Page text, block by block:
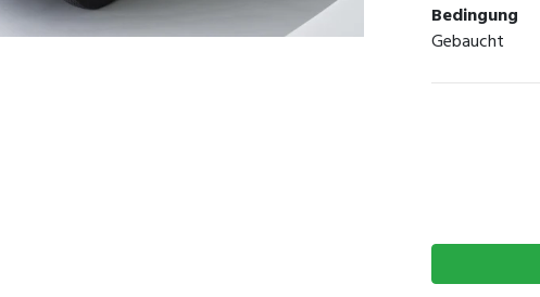
Bedingung
Gebaucht